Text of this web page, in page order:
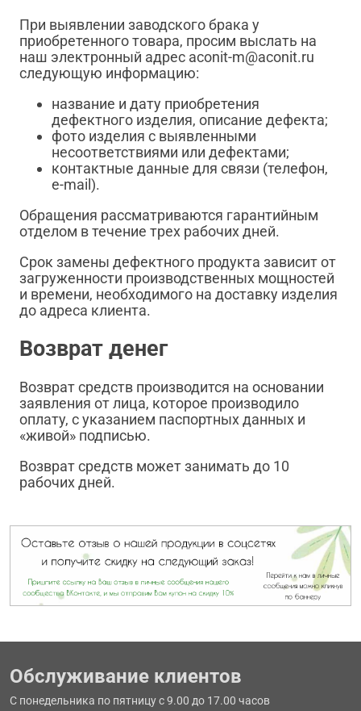
При выявлении заводского брака у
приобретенного товара, просим выслать на
наш электронный адрес aconit-m@aconit.ru
следующую информацию:
название и дату приобретения
дефектного изделия, описание дефекта;
фото изделия с выявленными
несоответствиями или дефектами;
контактные данные для связи (телефон,
e-mail).
Обращения рассматриваются гарантийным
отделом в течение трех рабочих дней.
Срок замены дефектного продукта зависит от
загруженности производственных мощностей
и времени, необходимого на доставку изделия
до адреса клиента.
Возврат денег
Возврат средств производится на основании
заявления от лица, которое производило
оплату, с указанием паспортных данных и
«живой» подписью.
Возврат средств может занимать до 10
рабочих дней.
Обслуживание клиентов
С понедельника по пятницу с 9.00 до 17.00 часов